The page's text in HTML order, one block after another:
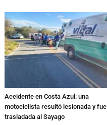
Accidente en Costa Azul: una
motociclista resultó lesionada y fue
trasladada al Sayago